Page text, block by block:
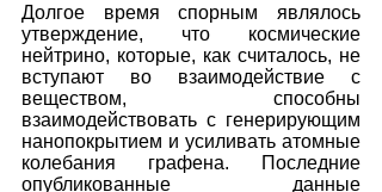
Долгое время спорным являлось
утверждение, что космические
нейтрино, которые, как считалось, не
вступают во взаимодействие с
веществом, способны
взаимодействовать с генерирующим
нанопокрытием и усиливать атомные
колебания графена. Последние
опубликованные данные